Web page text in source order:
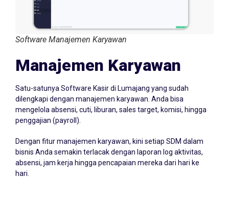
Software Manajemen Karyawan
Manajemen Karyawan
dilengkapi dengan manajemen karyawan. Anda bisa
mengelola absensi, cuti, liburan, sales target, komisi, hingga
penggajian (payroll).
bisnis Anda semakin terlacak dengan laporan log aktivitas,
absensi, jam kerja hingga pencapaian mereka dari hari ke
hari.